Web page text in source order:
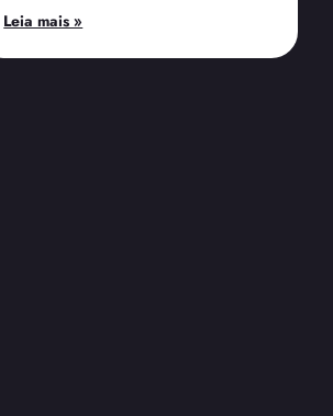
Leia mais »